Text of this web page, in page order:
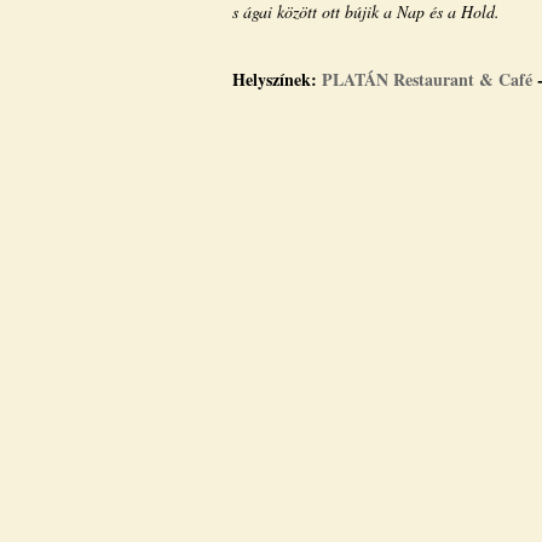
s ágai között ott bújik a Nap és a Hold.
Helyszínek: PLATÁN Restaurant & Café